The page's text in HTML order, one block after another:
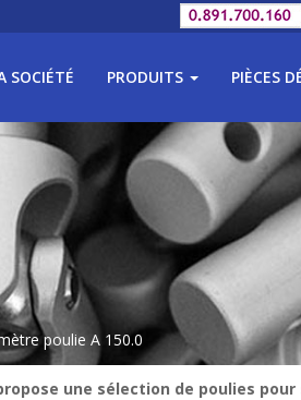
SOCIÉTÉ PRODUITS PIÈCES
poulie A 150.0
une sélection de poulies